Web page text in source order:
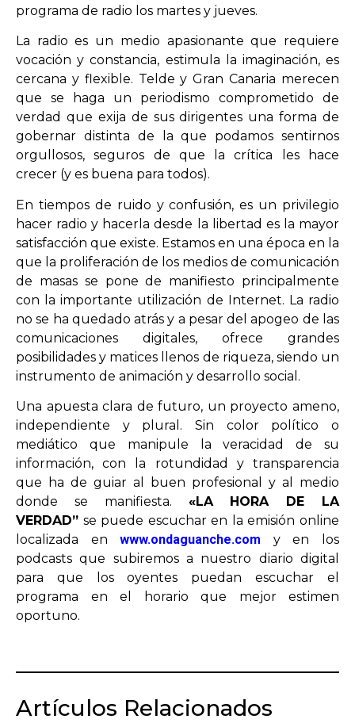
programa de radio los martes y jueves.
La radio es un medio apasionante que requiere
vocación y constancia, estimula la imaginación, es
cercana y flexible. Telde y Gran Canaria merecen
que se haga un periodismo comprometido de
verdad que exija de sus dirigentes una forma de
gobernar distinta de la que podamos sentirnos
orgullosos, seguros de que la crítica les hace
crecer (y es buena para todos).
En tiempos de ruido y confusión, es un privilegio
hacer radio y hacerla desde la libertad es la mayor
satisfacción que existe. Estamos en una época en la
que la proliferación de los medios de comunicación
de masas se pone de manifiesto principalmente
con la importante utilización de Internet. La radio
no se ha quedado atrás y a pesar del apogeo de las
comunicaciones digitales, ofrece grandes
posibilidades y matices llenos de riqueza, siendo un
instrumento de animación y desarrollo social.
Una apuesta clara de futuro, un proyecto ameno,
independiente y plural. Sin color político o
mediático que manipule la veracidad de su
información, con la rotundidad y transparencia
que ha de guiar al buen profesional y al medio
donde se manifiesta. «LA HORA DE LA
VERDAD” se puede escuchar en la emisión online
localizada enwww.ondaguanche.com y en los
podcasts que subiremos a nuestro diario digital
para que los oyentes puedan escuchar el
programa en el horario que mejor estimen
oportuno.
Artículos Relacionados